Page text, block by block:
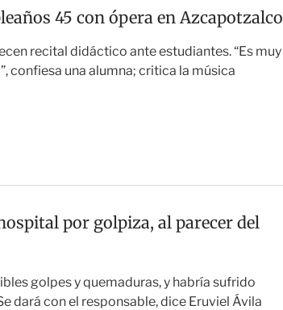
45 con ópera en Azcapotzalco
recital didáctico ante estudiantes. “Es muy
confiesa una alumna; critica la música
por golpiza, al parecer del
golpes y quemaduras, y habría sufrido
dará con el responsable, dice Eruviel Ávila